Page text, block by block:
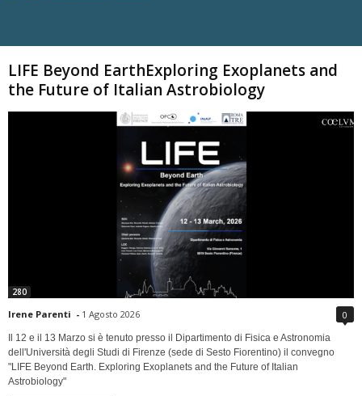
LIFE Beyond EarthExploring Exoplanets and
the Future of Italian Astrobiology
280
Irene Parenti - 1 Agosto 2026 0
Il 12 e il 13 Marzo si è tenuto presso il Dipartimento di Fisica e Astronomia
dell'Università degli Studi di Firenze (sede di Sesto Fiorentino) il convegno
"LIFE Beyond Earth. Exploring Exoplanets and the Future of Italian
Astrobiology"